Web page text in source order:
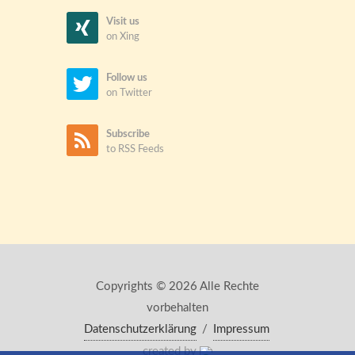
Visit us
on Xing
Follow us
on Twitter
Subscribe
to RSS Feeds
Copyrights © 2026 Alle Rechte
vorbehalten
Datenschutzerklärung /
Impressum
created by